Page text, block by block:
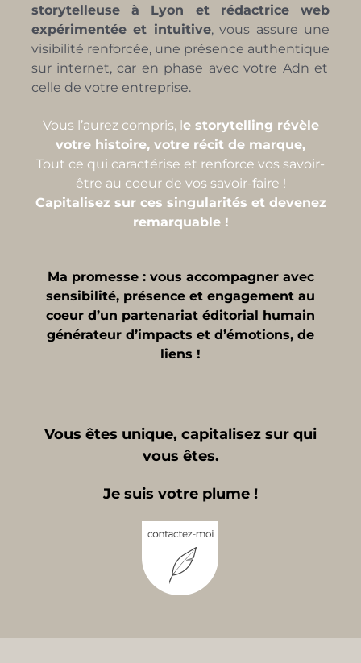
storytelleuseà Lyon et rédactrice web
expérimentée et intuitive, vous assure une
visibilité renforcée, une présence authentique
sur internet, car en phase avec votre Adn et
celle de votre entreprise.
Vous l’aurez compris, l e storytelling révèle
votre histoire, votre récit de marque,
Tout ce qui caractérise et renforce vos savoir-
être au coeur de vos savoir-faire !
Capitalisez sur ces singularités et devenez
remarquable !
Ma promesse : vous accompagner avec
sensibilité, présence et engagement au
coeur d’un partenariat éditorial humain
générateur d’impacts et d’émotions, de
liens !
Vous êtes unique, capitalisez sur qui
vous êtes.
Je suis votre plume !